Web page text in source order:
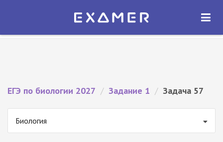
Экзамер — ЕГЭ 2027
ОТКРЫТЬ
ЕГЭ по биологии 2027 / Задание 1 / Задача 57
Биология